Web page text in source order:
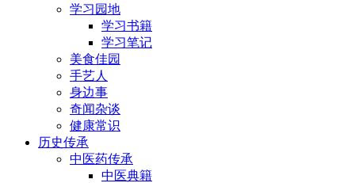
学习园地
学习书籍
学习笔记
美食佳园
手艺人
身边事
奇闻杂谈
健康常识
历史传承
中医药传承
中医典籍